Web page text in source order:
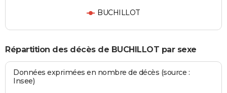
BUCHILLOT
Répartition des décès de BUCHILLOT par sexe
Données exprimées en nombre de décès (source :
Insee)